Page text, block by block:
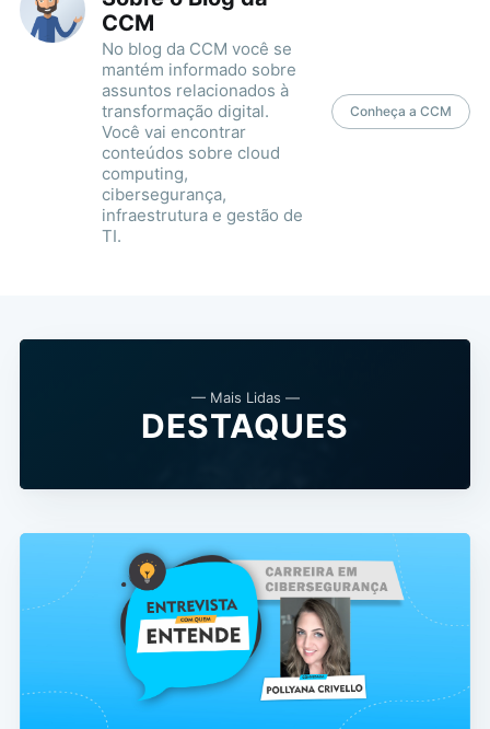
CCM
No blog da CCM você se
mantém informado sobre
assuntos relacionados à
transformação digital.
Você vai encontrar
conteúdos sobre cloud
computing,
cibersegurança,
infraestrutura e gestão de
TI.
Conheça a CCM
— Mais Lidas —
DESTAQUES